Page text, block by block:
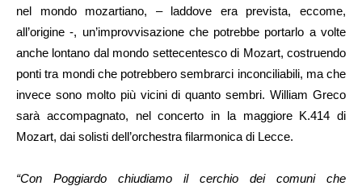
nel mondo mozartiano, – laddove era prevista, eccome,
all’origine -, un’improvvisazione che potrebbe portarlo a volte
anche lontano dal mondo settecentesco di Mozart, costruendo
ponti tra mondi che potrebbero sembrarci inconciliabili, ma che
invece sono molto più vicini di quanto sembri. William Greco
sarà accompagnato, nel concerto in la maggiore K.414 di
Mozart, dai solisti dell’orchestra filarmonica di Lecce.
“Con Poggiardo chiudiamo il cerchio dei comuni che